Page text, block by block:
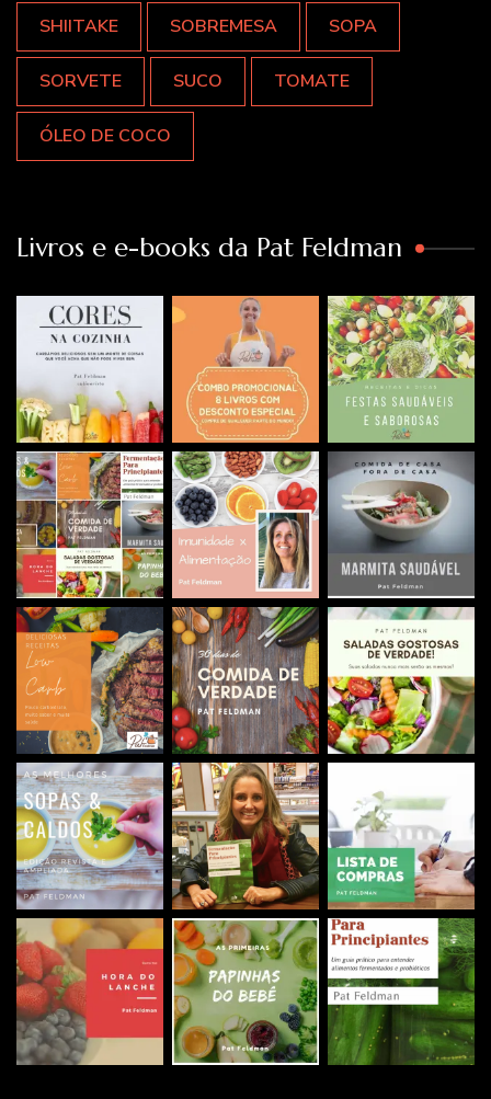
SHIITAKE SOBREMESA SOPA
SORVETE SUCO TOMATE
ÓLEO DE COCO
Livros e e-books da Pat Feldman